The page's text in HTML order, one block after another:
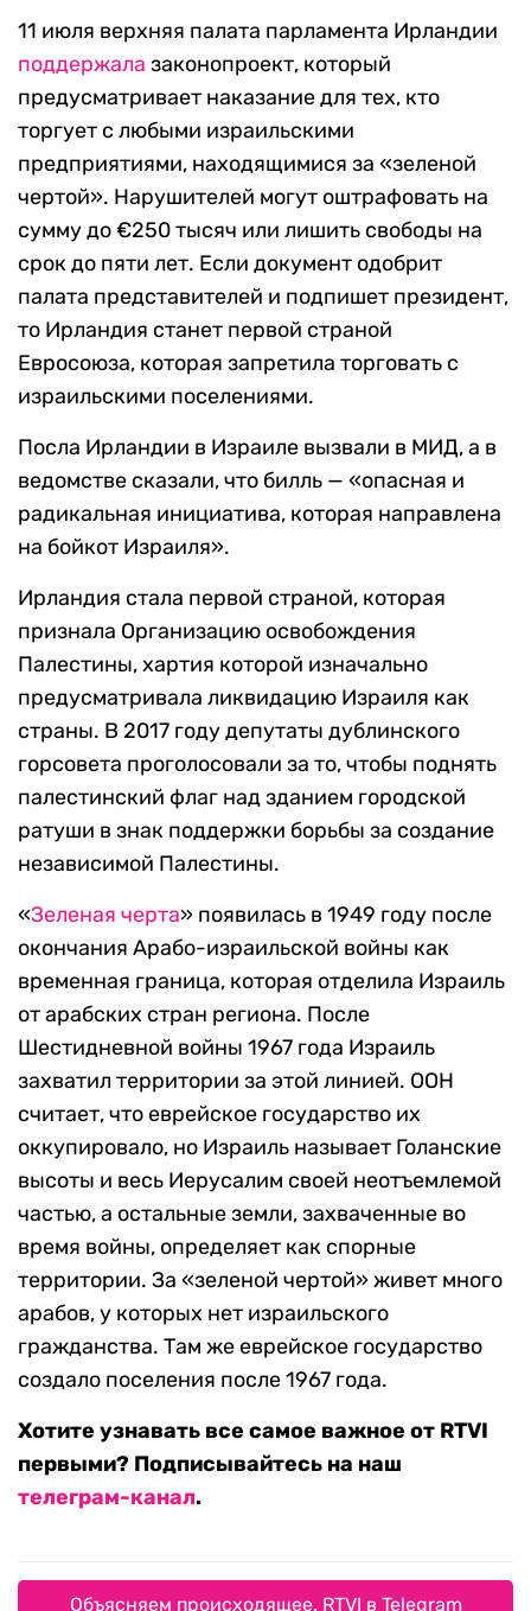
11 июля верхняя палата парламента Ирландии
поддержала законопроект, который
предусматривает наказание для тех, кто
торгует с любыми израильскими
предприятиями, находящимися за «зеленой
чертой». Нарушителей могут оштрафовать на
сумму до €250 тысяч или лишить свободы на
срок до пяти лет. Если документ одобрит
палата представителей и подпишет президент,
то Ирландия станет первой страной
Евросоюза, которая запретила торговать с
израильскими поселениями.
Посла Ирландии в Израиле вызвали в МИД, а в
ведомстве сказали, что билль — «опасная и
радикальная инициатива, которая направлена
на бойкот Израиля».
Ирландия стала первой страной, которая
признала Организацию освобождения
Палестины, хартия которой изначально
предусматривала ликвидацию Израиля как
страны. В 2017 году депутаты дублинского
горсовета проголосовали за то, чтобы поднять
палестинский флаг над зданием городской
ратуши в знак поддержки борьбы за создание
независимой Палестины.
«Зеленая черта» появилась в 1949 году после
окончания Арабо-израильской войны как
временная граница, которая отделила Израиль
от арабских стран региона. После
Шестидневной войны 1967 года Израиль
захватил территории за этой линией. ООН
считает, что еврейское государство их
оккупировало, но Израиль называет Голанские
высоты и весь Иерусалим своей неотъемлемой
частью, а остальные земли, захваченные во
время войны, определяет как спорные
территории. За «зеленой чертой» живет много
арабов, у которых нет израильского
гражданства. Там же еврейское государство
создало поселения после 1967 года.
Хотите узнавать все самое важное от RTVI
первыми? Подписывайтесь на наш
телеграм-канал.
Объясняем происходящее. RTVI в Telegram